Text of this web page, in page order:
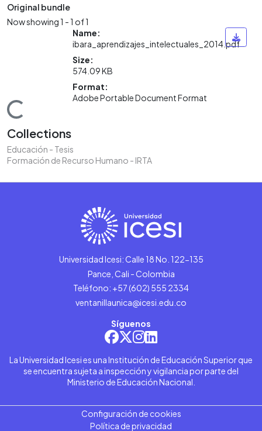
Original bundle
Now showing1 - 1 of 1
Name:
ibara_aprendizajes_intelectuales_2014.pdf
Size:
574.09 KB
Format:
Adobe Portable Document Format
Collections
Educación - Tesis
Formación de Recurso Humano - IRTA
Universidad Icesi: Calle 18 No. 122-135
Pance, Cali - Colombia
Teléfono: +57 (602) 555 2334
ventanillaunica@icesi.edu.co
Síguenos
La Universidad Icesi es una Institución de Educación Superior que
se encuentra sujeta a inspección y vigilancia por parte del
Ministerio de Educación Nacional.
Configuración de cookies
Política de privacidad